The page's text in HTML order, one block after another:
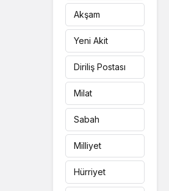
Akşam
Yeni Akit
Diriliş Postası
Milat
Sabah
Milliyet
Hürriyet